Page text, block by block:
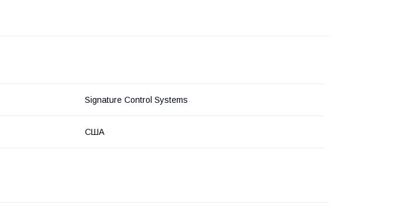
Signature Control Systems
США